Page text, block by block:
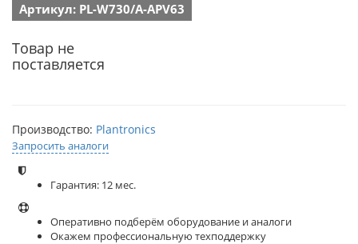
Артикул: PL-W730/A-APV63
Товар не
поставляется
Производство: Plantronics
Запросить аналоги
Гарантия: 12 мес.
Оперативно подберём оборудование и аналоги
Окажем профессиональную техподдержку